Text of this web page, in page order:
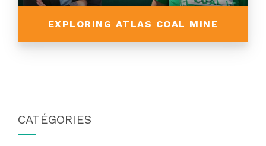
EXPLORING ATLAS COAL MINE
CATÉGORIES